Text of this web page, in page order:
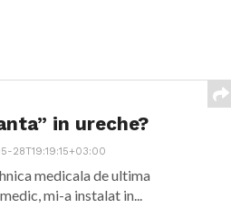
in ureche?
28T19:19:15+03:00
medicala de ultima
mi-a instalat in...